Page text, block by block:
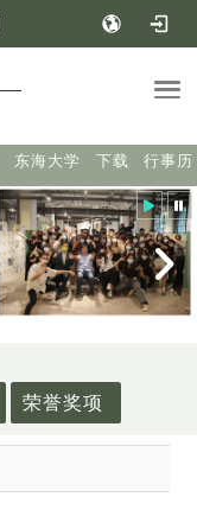
东海大学 下载 行事历
荣誉奖项